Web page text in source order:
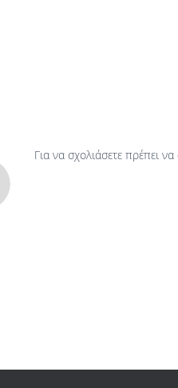
Για να σχολιάσετε πρέπει να